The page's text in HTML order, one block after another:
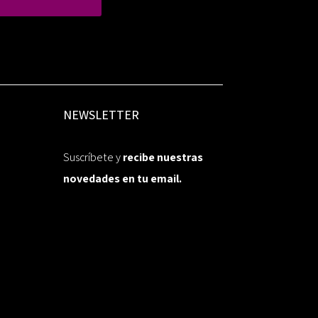
NEWSLETTER
Suscríbete yrecibe nuestras
novedades en tu email.